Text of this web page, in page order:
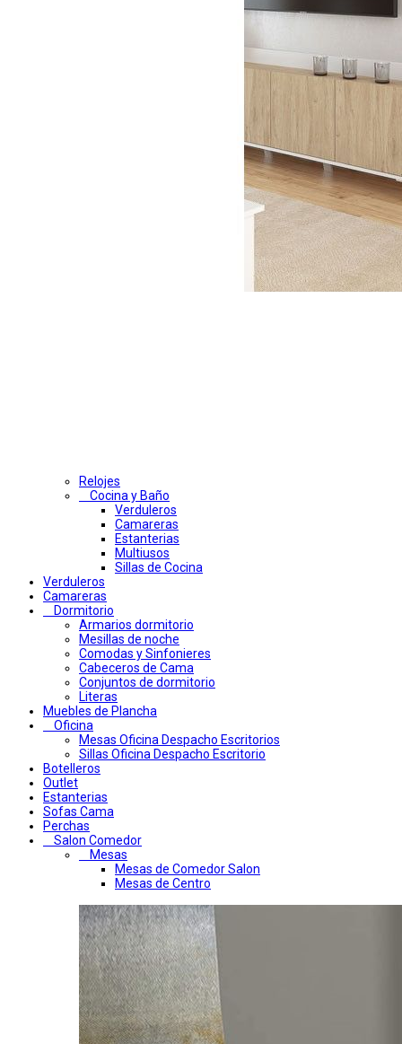
Relojes
Cocina y Baño
Verduleros
Camareras
Estanterias
Multiusos
Sillas de Cocina
Verduleros
Camareras
Dormitorio
Armarios dormitorio
Mesillas de noche
Comodas y Sinfonieres
Cabeceros de Cama
Conjuntos de dormitorio
Literas
Muebles de Plancha
Oficina
Mesas Oficina Despacho Escritorios
Sillas Oficina Despacho Escritorio
Botelleros
Outlet
Estanterias
Sofas Cama
Perchas
Salon Comedor
Mesas
Mesas de Comedor Salon
Mesas de Centro